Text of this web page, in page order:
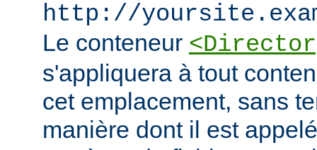
http://
Le conteneur
s'appliquera à tout
cet emplacement, sans
manière dont il est